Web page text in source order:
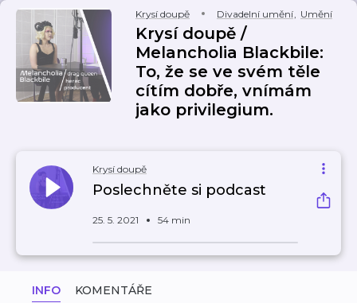
Krysí doupě Divadelní umění, Umění
Krysí doupě /
Melancholia Blackbile:
To, že se ve svém těle
cítím dobře, vnímám
jako privilegium.
Krysí doupě
Poslechněte si podcast
25. 5. 2021 54 min
INFO KOMENTÁŘE